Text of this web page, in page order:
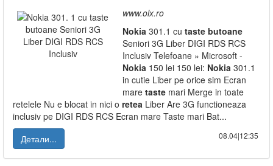
www.olx.ro
Nokia 301.1 cu taste butoane
Seniori 3G Liber DIGI RDS RCS
Inclusiv Telefoane » Microsoft -
Nokia 150 lei 150 lei: Nokia 301.1
in cutie Liber pe orice sim Ecran
mare taste mari Merge in toate
retelele Nu e blocat in nici o retea Liber Are 3G functioneaza
inclusiv pe DIGI RDS RCS Ecran mare Taste mari Bat...
Детали...
08.04|12:35